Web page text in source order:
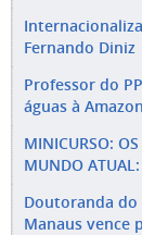
Fernando Diniz
Professor do
águas à
MINICURSO:
MUNDO
Doutoranda do
Manaus vence